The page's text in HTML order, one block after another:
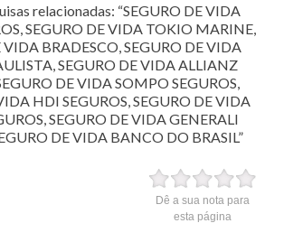
relacionadas: “SEGURO DE VIDA
SEGURO DE VIDA TOKIO MARINE,
VIDA BRADESCO, SEGURO DE VIDA
SEGURO DE VIDA ALLIANZ
DE VIDA SOMPO SEGUROS,
HDI SEGUROS, SEGURO DE VIDA
SEGURO DE VIDA GENERALI
DE VIDA BANCO DO BRASIL”
Dê a sua nota para
esta página